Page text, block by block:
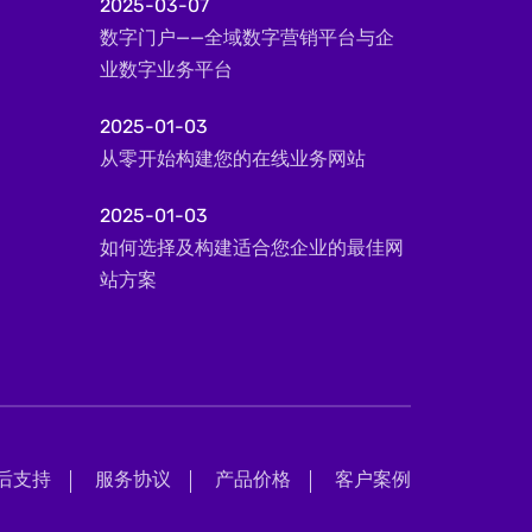
2025-03-07
数字门户——全域数字营销平台与企
业数字业务平台
2025-01-03
从零开始构建您的在线业务网站
2025-01-03
如何选择及构建适合您企业的最佳网
站方案
支持 服务协议 产品价格 客户案例